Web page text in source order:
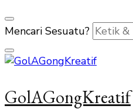
Mencari Sesuatu?
GolAGongKreatif